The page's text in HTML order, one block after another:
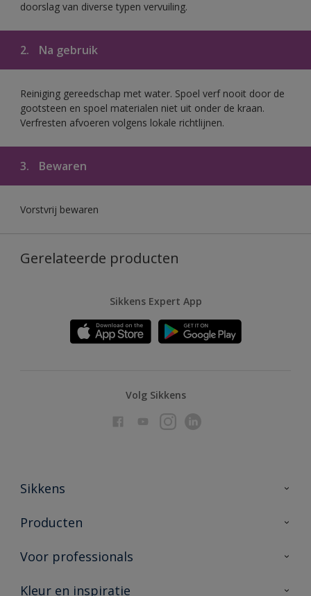
doorslag van diverse typen vervuiling.
2. Na gebruik
Reiniging gereedschap met water. Spoel verf nooit door de
gootsteen en spoel materialen niet uit onder de kraan.
Verfresten afvoeren volgens lokale richtlijnen.
3. Bewaren
Vorstvrij bewaren
Gerelateerde producten
Sikkens Expert App
Volg Sikkens
Sikkens
Over Sikkens
Duurzaamheid
Producten
Producten voor binnen
Vind je verkooppunt
Voor professionals
Advies & service
Kleur en inspiratie